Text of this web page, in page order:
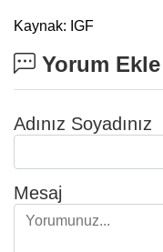
Kaynak: IGF
Yorum Ekle
Adınız Soyadınız
Mesaj